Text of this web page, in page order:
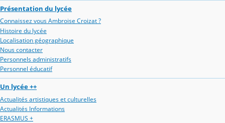
Présentation du lycée
Connaissez vous Ambroise Croizat ?
Histoire du lycée
Localisation géographique
Nous contacter
Personnels administratifs
Personnel éducatif
Un lycée ++
Actualités artistiques et culturelles
Actualités Informations
ERASMUS +